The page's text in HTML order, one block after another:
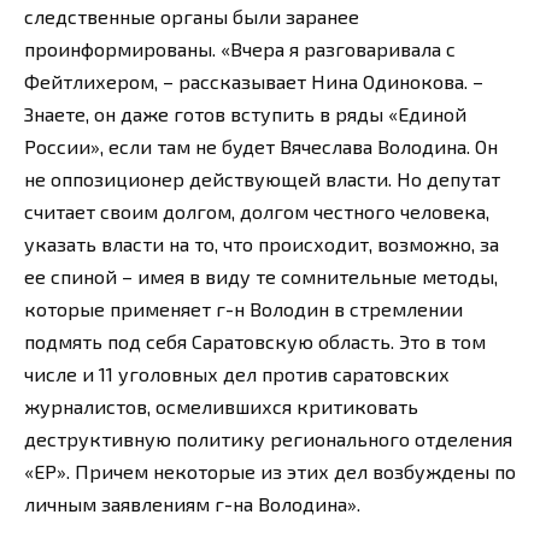
следственные органы были заранее
проинформированы. «Вчера я разговаривала с
Фейтлихером, – рассказывает Нина Одинокова. –
Знаете, он даже готов вступить в ряды «Единой
России», если там не будет Вячеслава Володина. Он
не оппозиционер действующей власти. Но депутат
считает своим долгом, долгом честного человека,
указать власти на то, что происходит, возможно, за
ее спиной – имея в виду те сомнительные методы,
которые применяет г-н Володин в стремлении
подмять под себя Саратовскую область. Это в том
числе и 11 уголовных дел против саратовских
журналистов, осмелившихся критиковать
деструктивную политику регионального отделения
«ЕР». Причем некоторые из этих дел возбуждены по
личным заявлениям г-на Володина».